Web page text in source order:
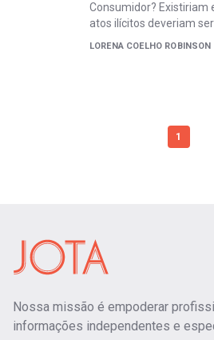
Consumidor? Existiriam
atos ilícitos deveriam
LORENA COELHO ROBINSON
1
Nossa missão é empoderar
informações independentes e